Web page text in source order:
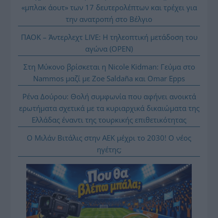
«μπλακ άουτ» των 17 δευτερολέπτων και τρέχει για
την ανατροπή στο Βέλγιο
ΠΑΟΚ – Άντερλεχτ LIVE: Η τηλεοπτική μετάδοση του
αγώνα (OPEN)
Στη Μύκονο βρίσκεται η Nicole Kidman: Γεύμα στο
Nammos μαζί με Zoe Saldaña και Omar Epps
Ρένα Δούρου: Θολή συμφωνία που αφήνει ανοικτά
ερωτήματα σχετικά με τα κυριαρχικά δικαιώματα της
Ελλάδας έναντι της τουρκικής επιθετικότητας
Ο Μιλάν Βιτάλις στην ΑΕΚ μέχρι το 2030! Ο νέος
ηγέτης;